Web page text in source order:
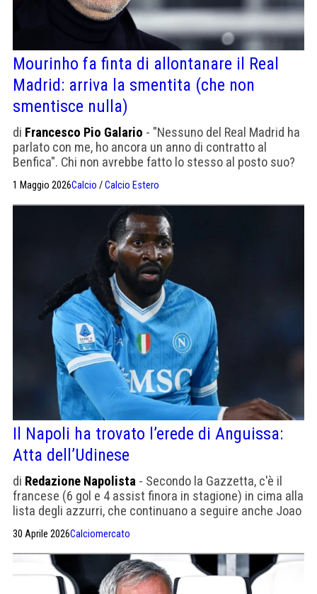
Mourinho fa finta di allontanare il Real
Madrid: arriva la smentita (che non
smentisce nulla)
di Francesco Pio Galario - "Nessuno del Real Madrid ha
parlato con me, ho ancora un anno di contratto al
Benfica". Chi non avrebbe fatto lo stesso al posto suo?
1 Maggio 2026Calcio /Calcio Estero
Il Napoli ha trovato l’erede di Anguissa:
Atta dell’Udinese
di Redazione Napolista - Secondo la Gazzetta, c'è il
francese (6 gol e 4 assist finora in stagione) in cima alla
lista degli azzurri, che continuano a seguire anche Joao
30 Aprile 2026Calciomercato